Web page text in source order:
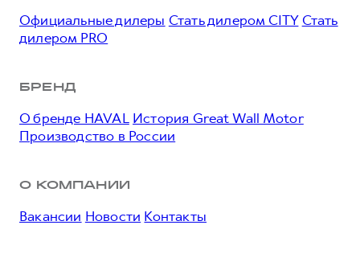
Официальные дилеры Стать дилером CITY Стать
дилером PRO
БРЕНД
О бренде HAVAL История Great Wall Motor
Производство в России
О КОМПАНИИ
Вакансии Новости Контакты